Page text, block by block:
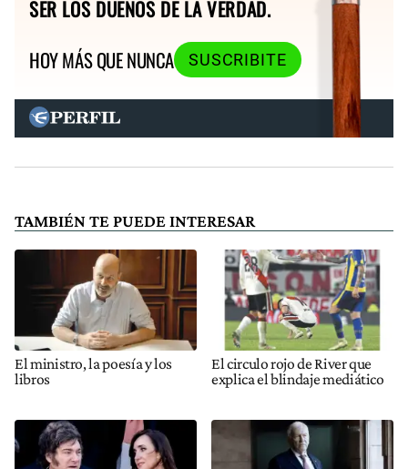
SER LOS DUEÑOS DE LA VERDAD.
HOY MÁS QUE NUNCA
SUSCRIBITE
TAMBIÉN TE PUEDE INTERESAR
El ministro, la poesía y los
libros
El circulo rojo de River que
explica el blindaje mediático